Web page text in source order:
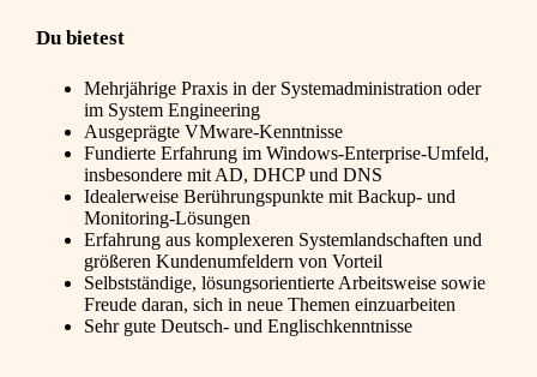
Du bietest
Mehrjährige Praxis in der Systemadministration oder
im System Engineering
Ausgeprägte VMware-Kenntnisse
Fundierte Erfahrung im Windows-Enterprise-Umfeld,
insbesondere mit AD, DHCP und DNS
Idealerweise Berührungspunkte mit Backup- und
Monitoring-Lösungen
Erfahrung aus komplexeren Systemlandschaften und
größeren Kundenumfeldern von Vorteil
Selbstständige, lösungsorientierte Arbeitsweise sowie
Freude daran, sich in neue Themen einzuarbeiten
Sehr gute Deutsch- und Englischkenntnisse